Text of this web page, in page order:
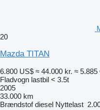
20
Mazda TITAN
6.800 US$ ≈ 44.000 kr. ≈ 5.885
Fladvogn lastbil < 3.5t
2005
33.000 km
Brændstof diesel Nyttelast